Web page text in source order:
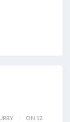
ON 12